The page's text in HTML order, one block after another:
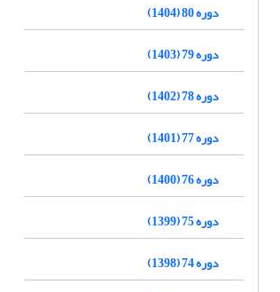
دوره 80 (1404)
دوره 79 (1403)
دوره 78 (1402)
دوره 77 (1401)
دوره 76 (1400)
دوره 75 (1399)
دوره 74 (1398)